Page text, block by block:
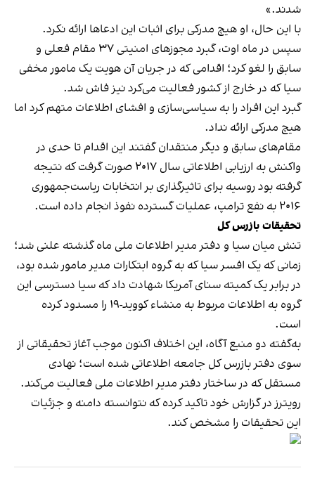
شدند.»
با این حال، او هیچ مدرکی برای اثبات این ادعاها ارائه نکرد.
سپس در ماه اوت، گبرد مجوزهای امنیتی ۳۷ مقام فعلی و
سابق را لغو کرد؛ اقدامی که در جریان آن هویت یک مامور مخفی
سیا که در خارج از کشور فعالیت می‌کرد نیز فاش شد.
گبرد این افراد را به سیاسی‌سازی و افشای اطلاعات متهم کرد اما
هیچ مدرکی ارائه نداد.
مقام‌های سابق و دیگر منتقدان گفتند این اقدام تا حدی در
واکنش به ارزیابی اطلاعاتی سال ۲۰۱۷ صورت گرفت که نتیجه
گرفته بود روسیه برای تاثیرگذاری بر انتخابات ریاست‌جمهوری
۲۰۱۶ به نفع ترامپ، عملیات گسترده نفوذ انجام داده است.
تحقیقات بازرس کل
تنش میان سیا و دفتر مدیر اطلاعات ملی ماه گذشته علنی شد؛
زمانی که یک افسر سیا که به گروه ابتکارات مدیر مامور شده بود،
در برابر یک کمیته سنای آمریکا شهادت داد که سیا دسترسی این
گروه به اطلاعات مربوط به منشاء کووید-۱۹ را مسدود کرده
است.
به‌گفته دو منبع آگاه، این اختلاف اکنون موجب آغاز تحقیقاتی از
سوی دفتر بازرس کل جامعه اطلاعاتی شده است؛ نهادی
مستقل که در ساختار دفتر مدیر اطلاعات ملی فعالیت می‌کند.
رویترز در گزارش خود تاکید کرده که نتوانسته دامنه و جزئیات
این تحقیقات را مشخص کند.